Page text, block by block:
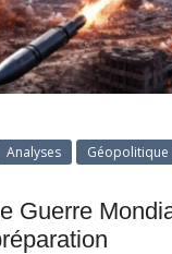
Analyses Géopolitique
Guerre